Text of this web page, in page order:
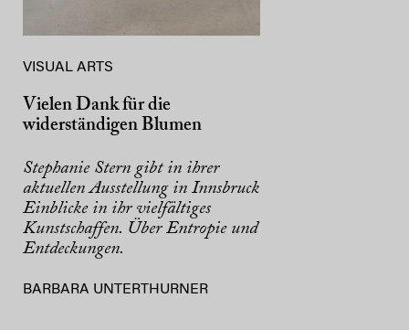
VISUAL ARTS
Vielen Dank für die
widerständigen Blumen
Stephanie Stern gibt in ihrer
aktuellen Ausstellung in Innsbruck
Einblicke in ihr vielfältiges
Kunstschaffen. Über Entropie und
Entdeckungen.
BARBARA UNTERTHURNER